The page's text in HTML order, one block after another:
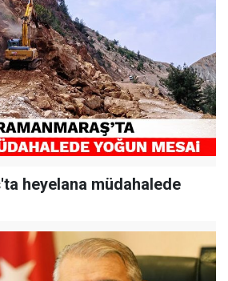
heyelana müdahalede